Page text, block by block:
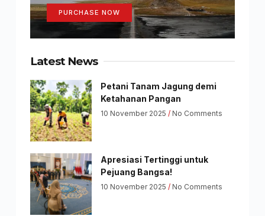
PURCHASE NOW
Latest News
Petani Tanam Jagung demi
Ketahanan Pangan
10 November 2025 No Comments
Apresiasi Tertinggi untuk
Pejuang Bangsa!
10 November 2025 No Comments